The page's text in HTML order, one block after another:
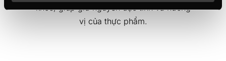
khỏe, giúp giữ nguyên đặc tính và hương
vị của thực phẩm.